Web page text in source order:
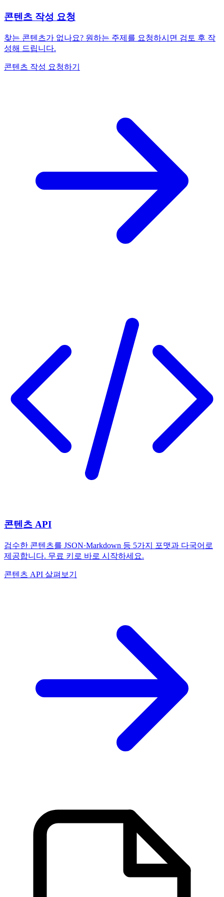
콘텐츠 작성 요청
찾는 콘텐츠가 없나요? 원하는 주제를 요청하시면 검토 후 작
성해 드립니다.
콘텐츠 작성 요청하기
콘텐츠 API
검수한 콘텐츠를 JSON·Markdown 등 5가지 포맷과 다국어로
제공합니다. 무료 키로 바로 시작하세요.
콘텐츠 API 살펴보기